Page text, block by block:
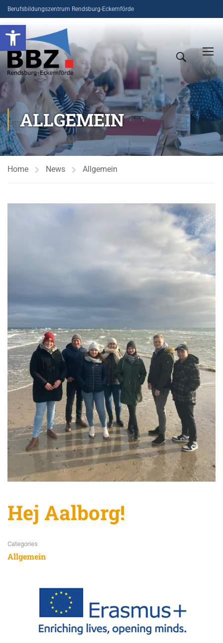
Open toolbar
Berufsbildungszentrum Rendsburg-Eckernförde
ALLGEMEIN
Home News Allgemein
Hej Aalborg!
Categories
Allgemein